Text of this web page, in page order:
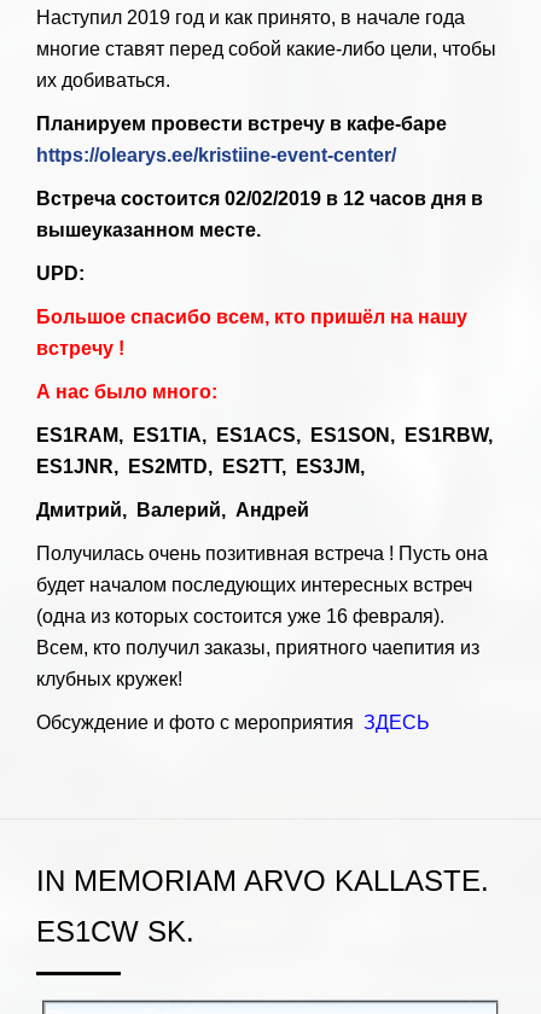
Наступил 2019 год и как принято, в начале года
многие ставят перед собой какие-либо цели, чтобы
их добиваться.
Планируем провести встречу в кафе-баре
https://olearys.ee/kristiine-event-center/
Встреча состоится 02/02/2019 в 12 часов дня в
вышеуказанном месте.
UPD:
Большое спасибо всем, кто пришёл на нашу
встречу !
А нас было много:
ES1RAM, ES1TIA, ES1ACS, ES1SON, ES1RBW,
ES1JNR, ES2MTD, ES2TT, ES3JM,
Дмитрий, Валерий, Андрей
Получилась очень позитивная встреча ! Пусть она
будет началом последующих интересных встреч
(одна из которых состоится уже 16 февраля).
Всем, кто получил заказы, приятного чаепития из
клубных кружек!
Обсуждение и фото с мероприятия ЗДЕСЬ
IN MEMORIAM ARVO KALLASTE.
ES1CW SK.